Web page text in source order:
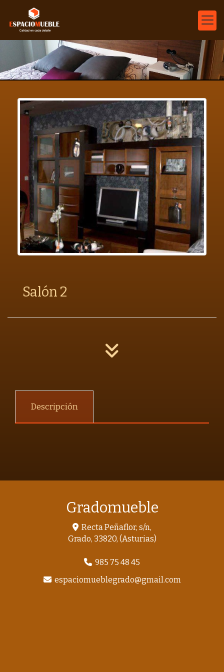
Salón 2
Descripción
Gradomueble
Recta Peñaflor, s/n,
Grado, 33820, (Asturias)
985 75 48 45
espaciomueblegrado
gmail.com